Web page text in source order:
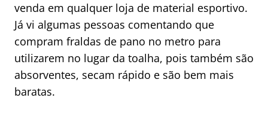
venda em qualquer loja de material esportivo.
Já vi algumas pessoas comentando que
compram fraldas de pano no metro para
utilizarem no lugar da toalha, pois também são
absorventes, secam rápido e são bem mais
baratas.